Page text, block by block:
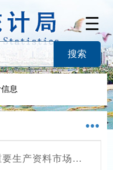
息
料市场价格变动情况